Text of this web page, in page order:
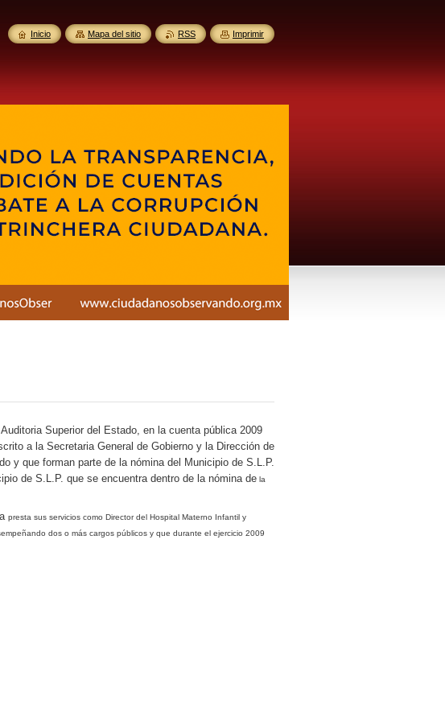
Superior del Estado, en la cuenta pública 2009
a la Secretaria General de Gobierno y la Dirección de
y que forman parte de la nómina del Municipio de S.L.P.
de S.L.P. que se encuentra dentro de la nómina de la
presta sus servicios como Director del Hospital Materno Infantil y
dos o más cargos públicos y que durante el ejercicio 2009
Inicio Mapa del sitio RSS Imprimir